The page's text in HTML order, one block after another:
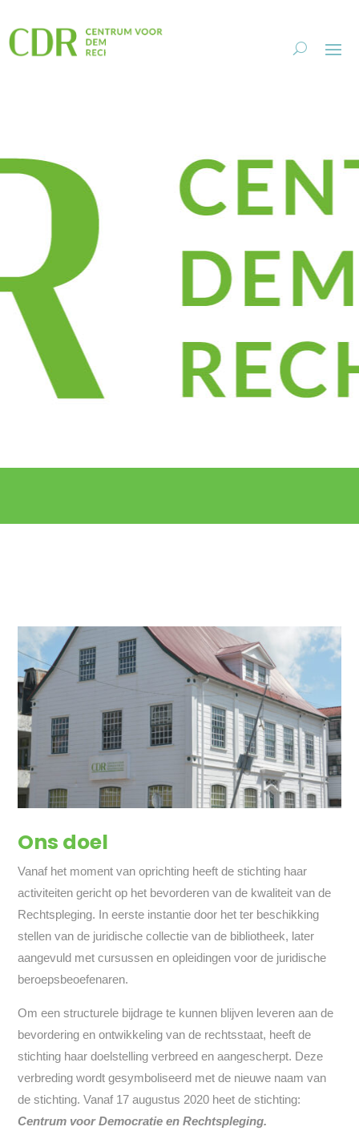
Ons doel
Vanaf het moment van oprichting heeft de stichting haar
activiteiten gericht op het bevorderen van de kwaliteit van de
Rechtspleging. In eerste instantie door het ter beschikking
stellen van de juridische collectie van de bibliotheek, later
aangevuld met cursussen en opleidingen voor de juridische
beroepsbeoefenaren.
Om een structurele bijdrage te kunnen blijven leveren aan de
bevordering en ontwikkeling van de rechtsstaat, heeft de
stichting haar doelstelling verbreed en aangescherpt. Deze
verbreding wordt gesymboliseerd met de nieuwe naam van
de stichting. Vanaf 17 augustus 2020 heet de stichting:
Centrum voor Democratie en Rechtspleging.